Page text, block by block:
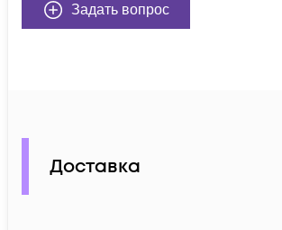
Задать вопрос
Доставка